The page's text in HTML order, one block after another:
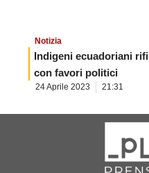
Notizia
Indigeni ecuadoriani
con favori politici
24 Aprile 2023 21:31